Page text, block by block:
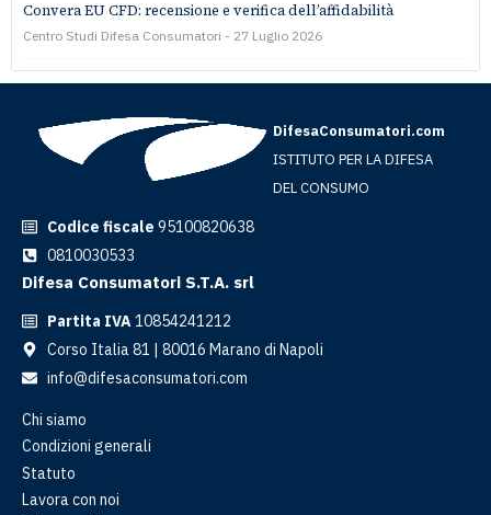
Convera EU CFD: recensione e verifica dell’affidabilità
Centro Studi Difesa Consumatori 27 Luglio 2026
DifesaConsumatori.com
ISTITUTO PER LA DIFESA
DEL CONSUMO
Codice fiscale 95100820638
0810030533
Difesa Consumatori S.T.A. srl
Partita IVA10854241212
Corso Italia 81 | 80016 Marano di Napoli
info@difesaconsumatori.com
Chi siamo
Condizioni generali
Statuto
Lavora con noi